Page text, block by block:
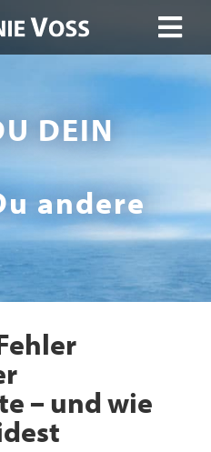
DEIN
andere
– und wie